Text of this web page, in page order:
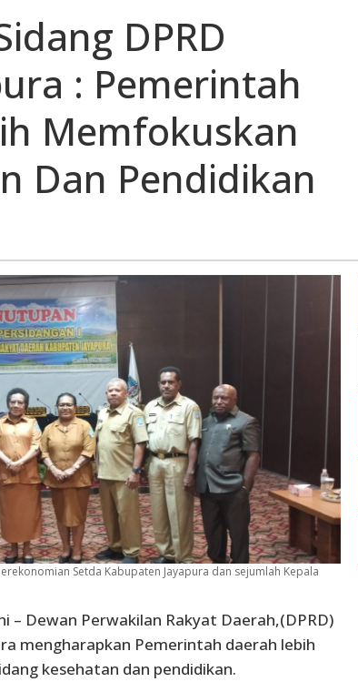
DPRD
: Pemerintah
Memfokuskan
Dan Pendidikan
Setda Kabupaten Jayapura dan sejumlah Kepala
– Dewan Perwakilan Rakyat Daerah,(DPRD)
mengharapkan Pemerintah daerah lebih
kesehatan dan pendidikan.